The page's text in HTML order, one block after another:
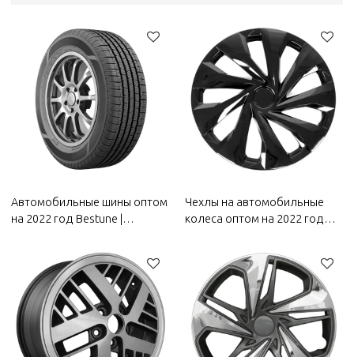
Автомобильные шины оптом
на 2022 год Bestune |
долговечные, с прочным
сцеплением, хорошими
противоскользящими
свойствами | Автозапчасти
для Bestune
Чехлы на автомобильные
колеса оптом на 2022 год
коррозии и износу,
пыленепроницаемость и
водонепроницаемость,
легкость очистки |
Автозапчасти для кузова
Bestune